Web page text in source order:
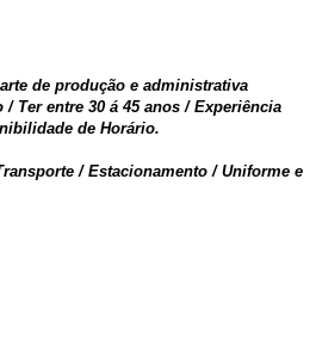
de produção e administrativa
Ter entre 30 á 45 anos / Experiência
de Horário.
/ Estacionamento / Uniforme e